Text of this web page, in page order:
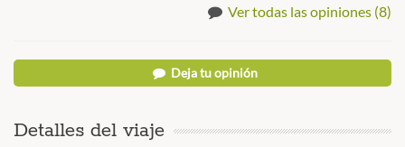
Ver todas las opiniones (8)
Deja tu opinión
Detalles del viaje